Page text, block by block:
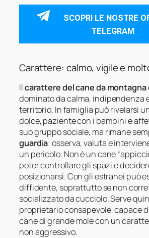
SCOPRI LE NOSTRE
TELEGRAM
Carattere: calmo, vigile e
Ilcarattere del cane da montagna
dominato da calma, indipendenza
territorio. In famiglia può rivelarsi
dolce, paziente con i bambini e
suo gruppo sociale, ma rimane
guardia: osserva, valuta e
un pericolo. Non è un cane
poter controllare gli spazi e
posizionarsi. Con gli estranei può
diffidente, soprattutto se non
socializzato da cucciolo. Serve
proprietario consapevole, capace
cane di grande mole con un
non aggressivo.